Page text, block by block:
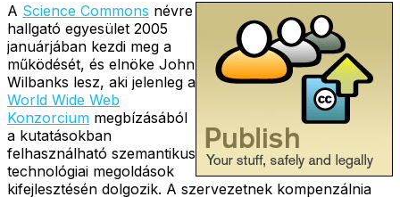
A Science Commons névre
hallgató egyesület 2005
januárjában kezdi meg a
működését, és elnöke John
Wilbanks lesz, aki jelenleg a
World Wide Web
Konzorcium megbízásából
a kutatásokban
felhasználható szemantikus
technológiai megoldások
kifejlesztésén dolgozik. A szervezetnek kompenzálnia